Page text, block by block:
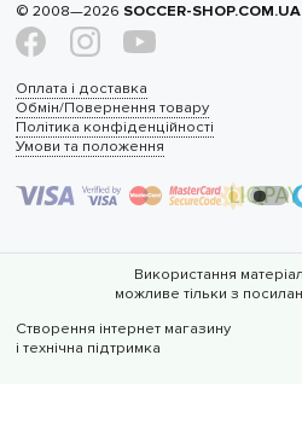
© 2008—2026 SOCCER-SHOP.COM.UA
Оплата і доставка
Обмін/Повернення товару
Політика конфіденційності
Умови та положення
Використання
можливе тільки з
Створення інтернет магазину
і технічна підтримка